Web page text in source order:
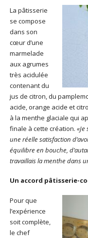
La pâtisserie
se compose
dans son
cœur d’une
marmelade
aux agrumes
très acidulée
contenant du
jus de citron, du
acide, orange acide et
à la menthe glaciale qui
finale à cette création.
une réelle satisfaction
équilibre en bouche,
travaillais la menthe dans
Un accord pâtisserie-
Pour que
l’expérience
soit complète,
le chef